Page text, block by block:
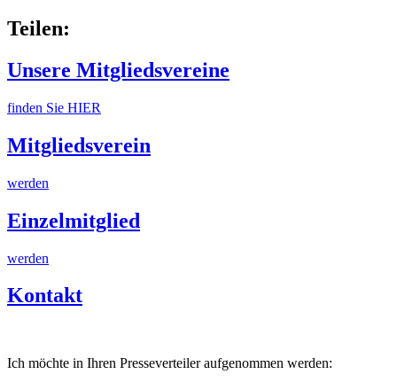
Teilen:
Unsere Mitgliedsvereine
finden Sie HIER
Mitgliedsverein
werden
Einzelmitglied
werden
Kontakt
Ich möchte in Ihren Presseverteiler aufgenommen werden: